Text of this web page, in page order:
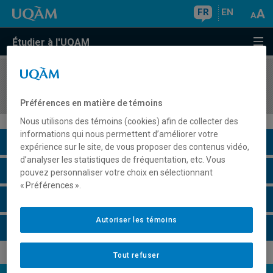
FR EN
Étudier à l'UQAM
COURS//
Description du cours
Horaire - Été 2026
Préférences en matière de témoins
Nous utilisons des témoins (cookies) afin de collecter des
informations qui nous permettent d’améliorer votre
expérience sur le site, de vous proposer des contenus vidéo,
d’analyser les statistiques de fréquentation, etc. Vous
pouvez personnaliser votre choix en sélectionnant
« Préférences ».
Tout refuser
Autoriser les témoins